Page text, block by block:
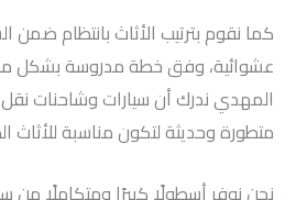
كما نقوم بترتيب الأثاث بانتظام ضمن
عشوائية، وفق خطة مدروسة بشكل
المهدي ندرك أن سيارات وشاحنات
متطورة وحديثة لتكون مناسبة للأثاث